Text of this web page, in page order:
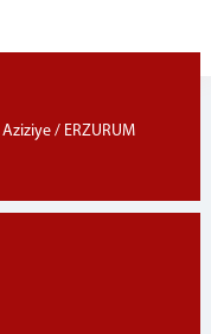
/ ERZURUM